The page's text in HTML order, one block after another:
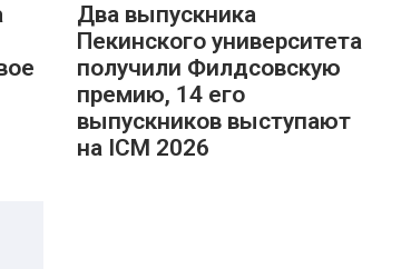
Два выпускника
Пекинского университета
получили Филдсовскую
премию, 14 его
выпускников выступают
на ICM 2026